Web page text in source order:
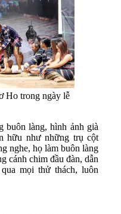
Ho trong ngày lễ
buôn làng, hình ảnh già
hữu như những trụ cột
nghe, họ làm buôn làng
cánh chim đầu đàn, dẫn
mọi thử thách, luôn